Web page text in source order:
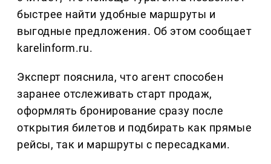
быстрее найти удобные маршруты и
выгодные предложения. Об этом сообщает
karelinform.ru.
Эксперт пояснила, что агент способен
заранее отслеживать старт продаж,
оформлять бронирование сразу после
открытия билетов и подбирать как прямые
рейсы, так и маршруты с пересадками.